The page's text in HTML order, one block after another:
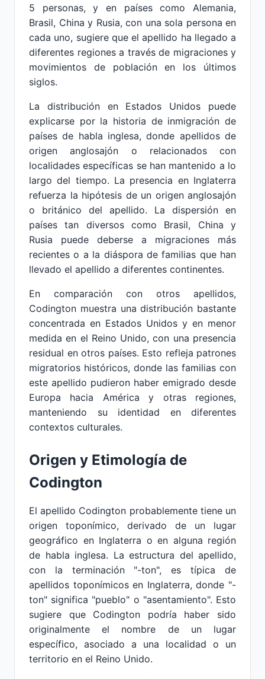
5 personas, y en países como Alemania,
Brasil, China y Rusia, con una sola persona en
cada uno, sugiere que el apellido ha llegado a
diferentes regiones a través de migraciones y
movimientos de población en los últimos
siglos.
La distribución en Estados Unidos puede
explicarse por la historia de inmigración de
países de habla inglesa, donde apellidos de
origen anglosajón o relacionados con
localidades específicas se han mantenido a lo
largo del tiempo. La presencia en Inglaterra
refuerza la hipótesis de un origen anglosajón
o británico del apellido. La dispersión en
países tan diversos como Brasil, China y
Rusia puede deberse a migraciones más
recientes o a la diáspora de familias que han
llevado el apellido a diferentes continentes.
En comparación con otros apellidos,
Codington muestra una distribución bastante
concentrada en Estados Unidos y en menor
medida en el Reino Unido, con una presencia
residual en otros países. Esto refleja patrones
migratorios históricos, donde las familias con
este apellido pudieron haber emigrado desde
Europa hacia América y otras regiones,
manteniendo su identidad en diferentes
contextos culturales.
Origen y Etimología de
Codington
El apellido Codington probablemente tiene un
origen toponímico, derivado de un lugar
geográfico en Inglaterra o en alguna región
de habla inglesa. La estructura del apellido,
con la terminación "-ton", es típica de
apellidos toponímicos en Inglaterra, donde "-
ton" significa "pueblo" o "asentamiento". Esto
sugiere que Codington podría haber sido
originalmente el nombre de un lugar
específico, asociado a una localidad o un
territorio en el Reino Unido.